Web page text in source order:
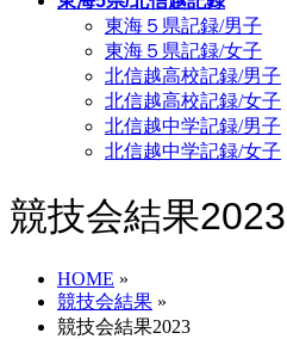
東海５県記録/男子
東海５県記録/女子
北信越高校記録/男子
北信越高校記録/女子
北信越中学記録/男子
北信越中学記録/女子
競技会結果2023
HOME »
競技会結果 »
競技会結果2023